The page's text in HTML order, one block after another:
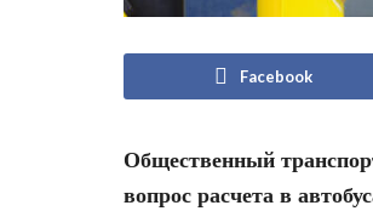
Facebook
Общественный
вопрос расчета в